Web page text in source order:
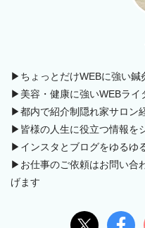
▶ちょっとだけWEBに強い鍼
▶美容・健康に強いWEBライ
▶都内で紹介制隠れ家サロン
▶皆様の人生に役立つ情報を
▶インスタとブログをゆるゆ
▶お仕事のご依頼はお問い合
げます